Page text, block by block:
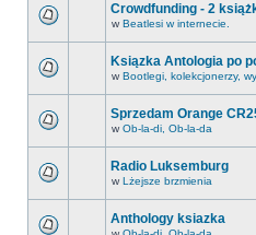
Crowdfunding - 2
w Beatlesi w internecie.
Ksiązka Antologia po
w Bootlegi, kolekcjonerzy,
Sprzedam Orange
w Ob-la-di, Ob-la-da
Radio Luksemburg
w Lżejsze brzmienia
Anthology ksiazka